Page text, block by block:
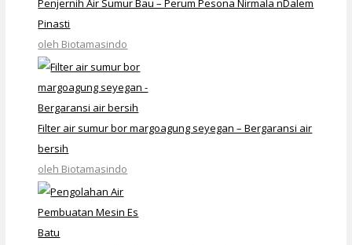
Penjernih Air Sumur Bau – Perum Pesona Nirmala nDalem
Pinasti
oleh Biotamasindo
Filter air sumur bor margoagung seyegan – Bergaransi air
bersih
oleh Biotamasindo